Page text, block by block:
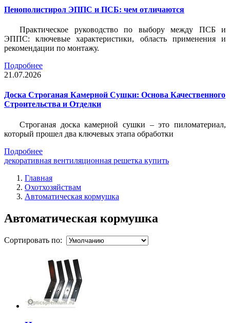
Пенополистирол ЭППС и ПСБ: чем отличаются
Практическое руководство по выбору между ПСБ и
ЭППС: ключевые характеристики, область применения и
рекомендации по монтажу.
Подробнее
21.07.2026
Доска Строганая Камерной Сушки: Основа Качественного
Строительства и Отделки
Строганая доска камерной сушки – это пиломатериал,
который прошел два ключевых этапа обработки
Подробнее
декоративная вентиляционная решетка купить
Главная
Охотхозяйствам
Автоматическая кормушка
Автоматическая кормушка
Сортировать по: